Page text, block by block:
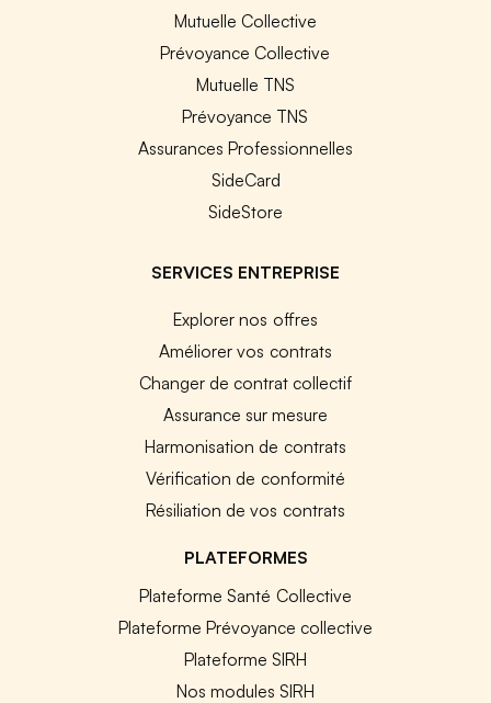
Mutuelle Collective
Prévoyance Collective
Mutuelle TNS
Prévoyance TNS
Assurances Professionnelles
SideCard
SideStore
SERVICES ENTREPRISE
Explorer nos offres
Améliorer vos contrats
Changer de contrat collectif
Assurance sur mesure
Harmonisation de contrats
Vérification de conformité
Résiliation de vos contrats
PLATEFORMES
Plateforme Santé Collective
Plateforme Prévoyance collective
Plateforme SIRH
Nos modules SIRH